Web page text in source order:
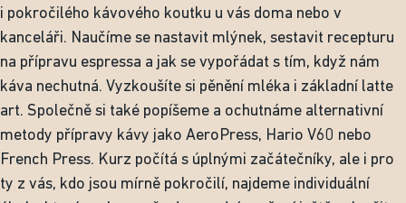
i pokročilého kávového koutku u vás doma nebo v
kanceláři. Naučíme se nastavit mlýnek, sestavit recepturu
na přípravu espressa a jak se vypořádat s tím, když nám
káva nechutná. Vyzkoušíte si pěnění mléka i základní latte
art. Společně si také popíšeme a ochutnáme alternativní
metody přípravy kávy jako AeroPress, Hario V60 nebo
French Press. Kurz počítá s úplnými začátečníky, ale i pro
ty z vás, kdo jsou mírně pokročilí, najdeme individuální